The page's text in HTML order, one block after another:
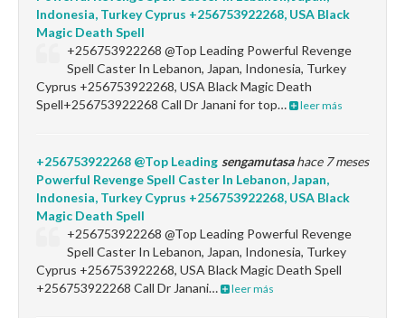
Indonesia, Turkey Cyprus +256753922268, USA Black
Magic Death Spell
+256753922268 @Top Leading Powerful Revenge
Spell Caster In Lebanon, Japan, Indonesia, Turkey
Cyprus +256753922268, USA Black Magic Death
Spell+256753922268 Call Dr Janani for top…
leer más
sengamutasahace 7 meses
+256753922268 @Top Leading
Powerful Revenge Spell Caster In Lebanon, Japan,
Indonesia, Turkey Cyprus +256753922268, USA Black
Magic Death Spell
+256753922268 @Top Leading Powerful Revenge
Spell Caster In Lebanon, Japan, Indonesia, Turkey
Cyprus +256753922268, USA Black Magic Death Spell
+256753922268 Call Dr Janani…
leer más